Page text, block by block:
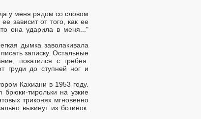
у меня рядом со словом
зависит от того, как ее
она ударила в меня..."
дымка заволакивала
записку. Остальные
покатился с гребня.
груди до ступней ног и
Кахиани в 1953 году.
тирольки на узкие
триконях мгновенно
выкинут из ботинок.